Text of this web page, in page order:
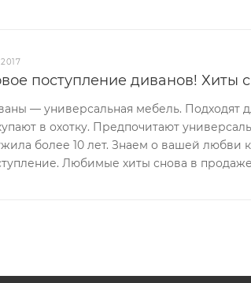
поступление диванов! Хиты
— универсальная мебель. Подходят
в охотку. Предпочитают
более 10 лет. Знаем о вашей любви
Любимые хиты снова в